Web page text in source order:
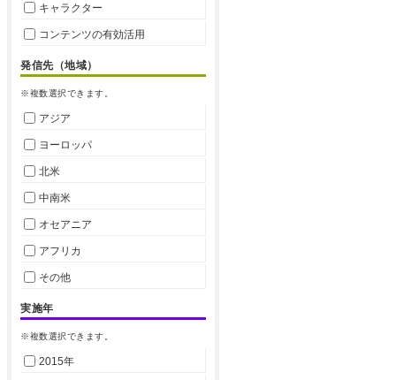
キャラクター
コンテンツの有効活用
発信先（地域）
※複数選択できます。
アジア
ヨーロッパ
北米
中南米
オセアニア
アフリカ
その他
実施年
※複数選択できます。
2015年